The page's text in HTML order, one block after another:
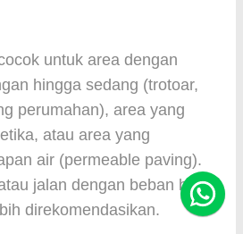
untuk area dengan
hingga sedang (trotoar,
perumahan), area yang
atau area yang
air (permeable paving).
jalan dengan beban berat,
direkomendasikan.